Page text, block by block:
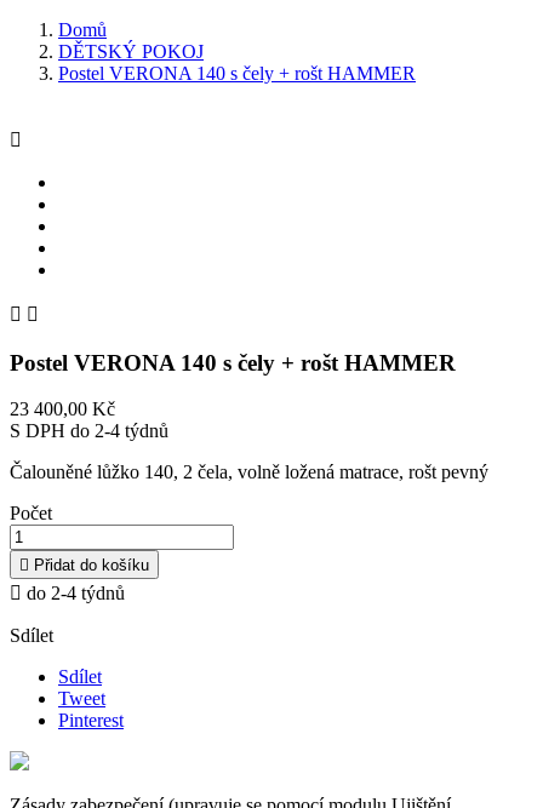
Domů
DĚTSKÝ POKOJ
Postel VERONA 140 s čely + rošt HAMMER

 
Postel VERONA 140 s čely + rošt HAMMER
23 400,00 Kč
S DPH do 2-4 týdnů
Čalouněné lůžko 140, 2 čela, volně ložená matrace, rošt pevný
Počet
 Přidat do košíku
 do 2-4 týdnů
Sdílet
Sdílet
Tweet
Pinterest